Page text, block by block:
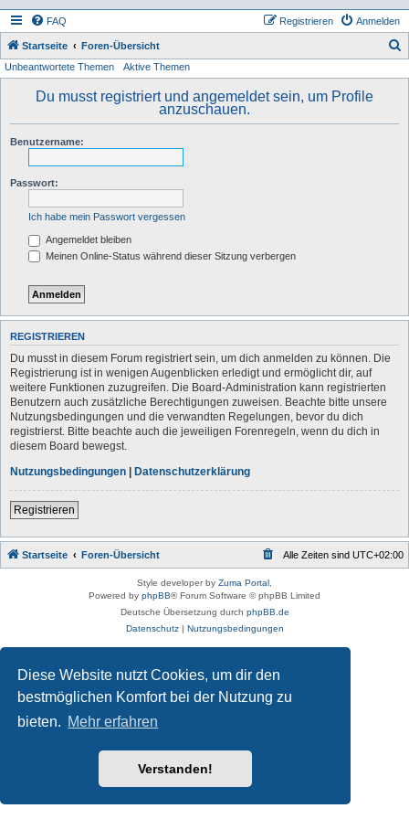
Diese Website nutzt Cookies, um dir den
bestmöglichen Komfort bei der Nutzung zu
bieten. Mehr erfahren
Verstanden!
FAQ Anmelden
Registrieren
Startseite Foren-Übersicht
Unbeantwortete Themen Aktive Themen
Du musst registriert und angemeldet sein, um Profile
anzuschauen.
Benutzername:
Passwort:
Ich habe mein Passwort vergessen
Angemeldet bleiben
Meinen Online-Status während dieser Sitzung verbergen
REGISTRIEREN
Du musst in diesem Forum registriert sein, um dich anmelden zu können. Die
Registrierung ist in wenigen Augenblicken erledigt und ermöglicht dir, auf
weitere Funktionen zuzugreifen. Die Board-Administration kann registrierten
Benutzern auch zusätzliche Berechtigungen zuweisen. Beachte bitte unsere
Nutzungsbedingungen und die verwandten Regelungen, bevor du dich
registrierst. Bitte beachte auch die jeweiligen Forenregeln, wenn du dich in
diesem Board bewegst.
Nutzungsbedingungen | Datenschutzerklärung
Registrieren
Startseite Foren-Übersicht Alle Zeiten sind UTC+02:00
Style developer by Zuma Portal
Powered by phpBB® Forum Software © phpBB Limited
Deutsche Übersetzung durch phpBB.de
Datenschutz| Nutzungsbedingungen